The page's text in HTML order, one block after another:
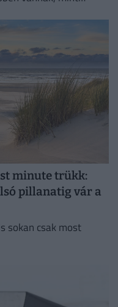
minute trükk:
pillanatig vár a
sokan csak most